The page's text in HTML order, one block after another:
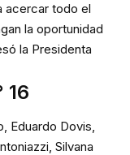
acercar todo el
la oportunidad
la Presidenta
16
Eduardo Dovis,
Silvana